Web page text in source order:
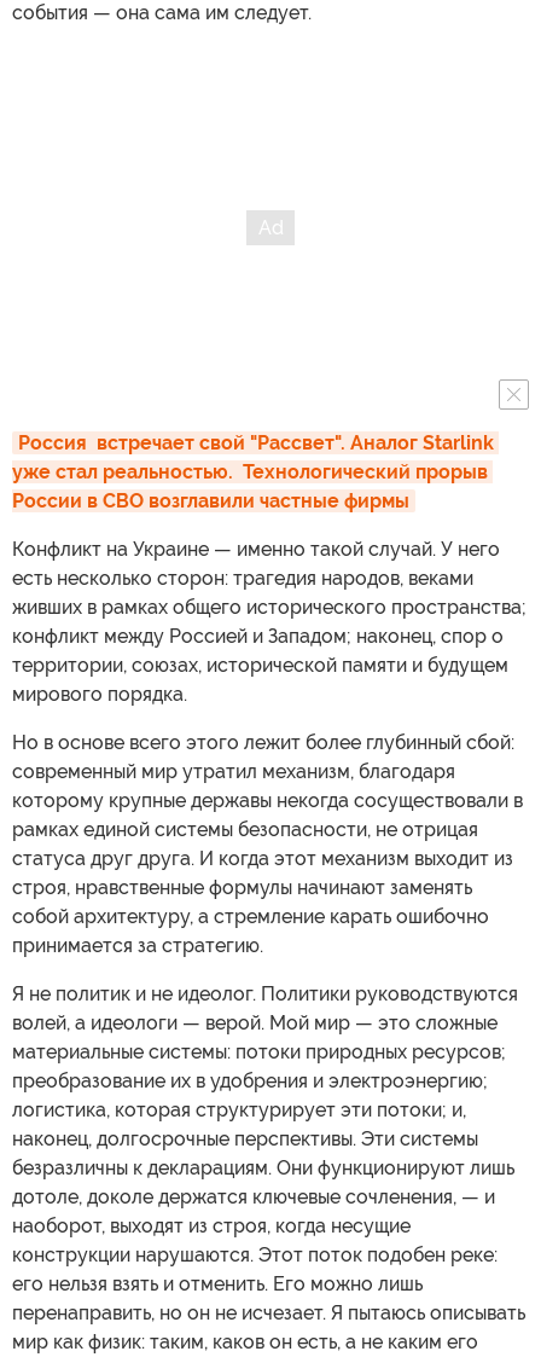
события — она сама им следует.
Россия  встречает свой "Рассвет". Аналог Starlink
уже стал реальностью.  Технологический прорыв
России в СВО возглавили частные фирмы
Конфликт на Украине — именно такой случай. У него
есть несколько сторон: трагедия народов, веками
живших в рамках общего исторического пространства;
конфликт между Россией и Западом; наконец, спор о
территории, союзах, исторической памяти и будущем
мирового порядка.
Но в основе всего этого лежит более глубинный сбой:
современный мир утратил механизм, благодаря
которому крупные державы некогда сосуществовали в
рамках единой системы безопасности, не отрицая
статуса друг друга. И когда этот механизм выходит из
строя, нравственные формулы начинают заменять
собой архитектуру, а стремление карать ошибочно
принимается за стратегию.
Я не политик и не идеолог. Политики руководствуются
волей, а идеологи — верой. Мой мир — это сложные
материальные системы: потоки природных ресурсов;
преобразование их в удобрения и электроэнергию;
логистика, которая структурирует эти потоки; и,
наконец, долгосрочные перспективы. Эти системы
безразличны к декларациям. Они функционируют лишь
дотоле, доколе держатся ключевые сочленения, — и
наоборот, выходят из строя, когда несущие
конструкции нарушаются. Этот поток подобен реке:
его нельзя взять и отменить. Его можно лишь
перенаправить, но он не исчезает. Я пытаюсь описывать
мир как физик: таким, каков он есть, а не каким его